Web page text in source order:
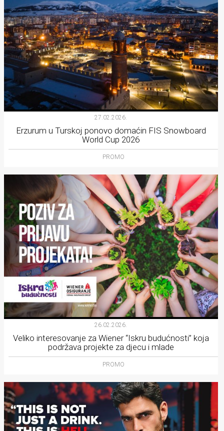
27.02.2026.
Erzurum u Turskoj ponovo domaćin FIS Snowboard
World Cup 2026
PROMO
26.02.2026.
Veliko interesovanje za Wiener “Iskru budućnosti” koja
podržava projekte za djecu i mlade
PROMO